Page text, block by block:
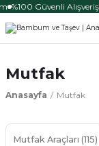
%100 Güvenli Alışveriş
Mutfak
Anasayfa Mutfak
Mutfak Araçları (115)